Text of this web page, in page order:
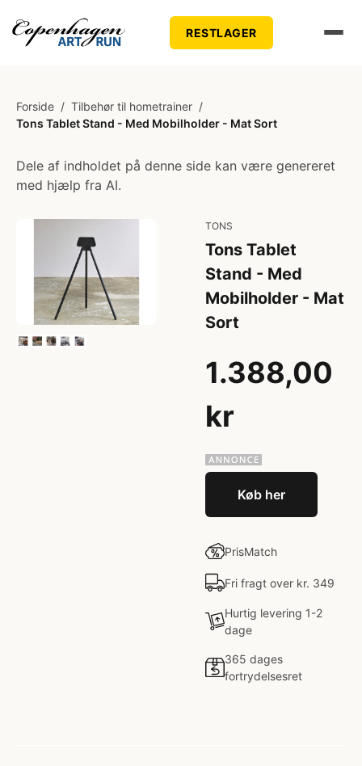
RESTLAGER
Forside / Tilbehør til hometrainer /
Tons Tablet Stand - Med Mobilholder - Mat Sort
Dele af indholdet på denne side kan være genereret
med hjælp fra AI.
TONS
Tons Tablet
Stand - Med
Mobilholder - Mat
Sort
1.388,00
kr
Køb her
PrisMatch
Fri fragt over kr. 349
Hurtig levering 1-2
dage
365 dages
fortrydelsesret